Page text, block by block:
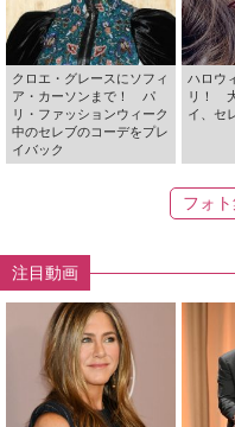
クロエ・グレースにソフィ
ア・カーソンまで！ パ
リ・ファッションウィーク
中のセレブのコーデをプレ
イバック
ハロウ
リ！
イ、セ
フォ
注目動画